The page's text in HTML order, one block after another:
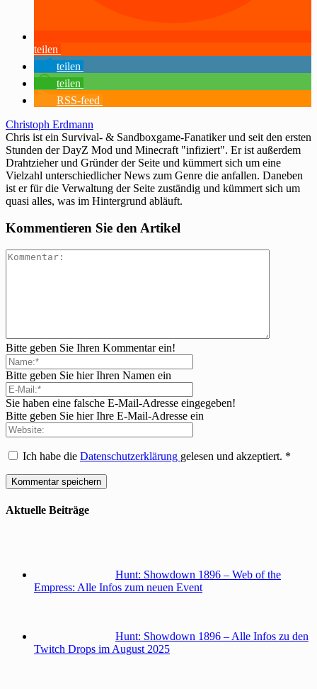
teilen
teilen
teilen
RSS-feed
Christoph Erdmann
Chris ist ein Survival- & Sandboxgame-Fanatiker und seit den ersten
Stunden der DayZ Mod und Minecraft "infiziert". Er ist außerdem
Drahtzieher und Gründer der Seite und kümmert sich um eine
Vielzahl unterschiedlicher News zum Genre die anfallen. Daneben
ist er für die Verwaltung der Seite zuständig und kümmert sich um
quasi alles, was im Hintergrund abläuft.
Kommentieren Sie den Artikel
Bitte geben Sie Ihren Kommentar ein!
Bitte geben Sie hier Ihren Namen ein
Sie haben eine falsche E-Mail-Adresse eingegeben!
Bitte geben Sie hier Ihre E-Mail-Adresse ein
Ich habe die Datenschutzerklärung gelesen und akzeptiert. *
Aktuelle Beiträge
Hunt: Showdown 1896 – Web of the
Empress: Alle Infos zum neuen Event
Hunt: Showdown 1896 – Alle Infos zu den
Twitch Drops im August 2025